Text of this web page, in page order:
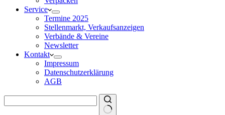
Service
Termine 2025
Stellenmarkt, Verkaufsanzeigen
Verbände & Vereine
Newsletter
Kontakt
Impressum
Datenschutzerklärung
AGB